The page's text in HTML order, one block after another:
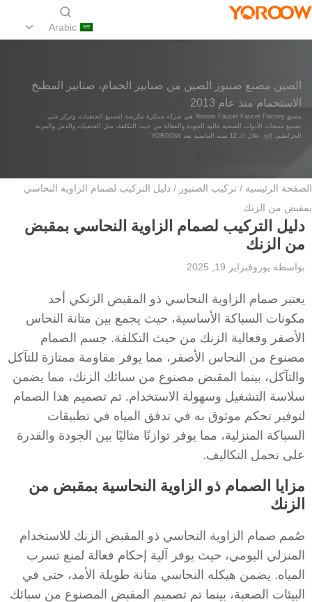
Arabic
الصين مصنع صنبور الصين من صنابير الحمام، صنابير المطبخ
الاستحمام منذ عام 2013
مصنع Yoroow Faucet Faucet Factory هي شركة مبتكرة مكرسة لتصنيع الحنفيات، وتركز على
تصنيع منتجات الأدوات الصحية عالية الجودة والفعالة من حيث التكلفة، مثل الحنفيات والدش والمرنة
الخراطيم، إلخ. خلال الـ 12 سنة الماضية بعد YOROOW
الصفحة الرئيسية / تركيب الصنبور / دليل التركيب لصمام الزاوية النحاسي
بمقبض من الزنك
دليل التركيب لصمام الزاوية النحاسي بمقبض
من الزنك
بواسطة يوروفبراير 19, 2025
يعتبر صمام الزاوية النحاسي ذو المقبض الزنكي أحد
مكونات السباكة الأساسية، حيث يجمع بين متانة النحاس
الأصفر وفعالية الزنك من حيث التكلفة. جسم الصمام
مصنوع من النحاس الأصفر، مما يوفر مقاومة ممتازة للتآكل
والتآكل، بينما المقبض مصنوع من سبائك الزنك، مما يضمن
سلاسة التشغيل وسهولة الاستخدام. تم تصميم هذا الصمام
لتوفير تحكم موثوق به في تدفق المياه في تطبيقات
السباكة المنزلية، مما يوفر توازنًا مثاليًا بين الجودة والقدرة
على تحمل التكاليف.
مزايا الصمام ذو الزاوية النحاسية بمقبض من
الزنك
صُمم صمام الزاوية النحاسي ذو المقبض الزنك للاستخدام
المنزلي اليومي، حيث يوفر آلية إحكام فعالة لمنع تسرب
المياه. يضمن هيكله النحاسي متانة طويلة الأمد، حتى في
البيئات الصعبة، بينما تم تصميم المقبض المصنوع من سبائك